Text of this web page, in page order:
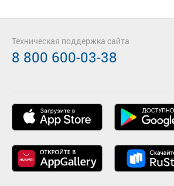
Техническая поддержка сайта
8 800 600-03-38